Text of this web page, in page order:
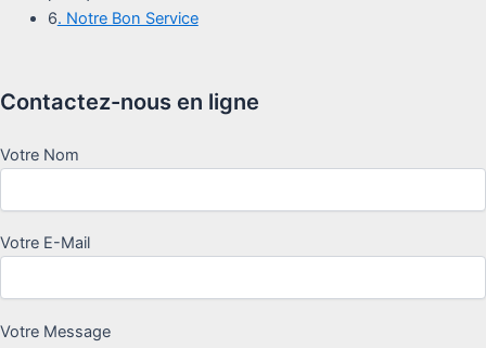
6. Notre Bon Service
Contactez-nous en ligne
Votre Nom
Votre E-Mail
Votre Message